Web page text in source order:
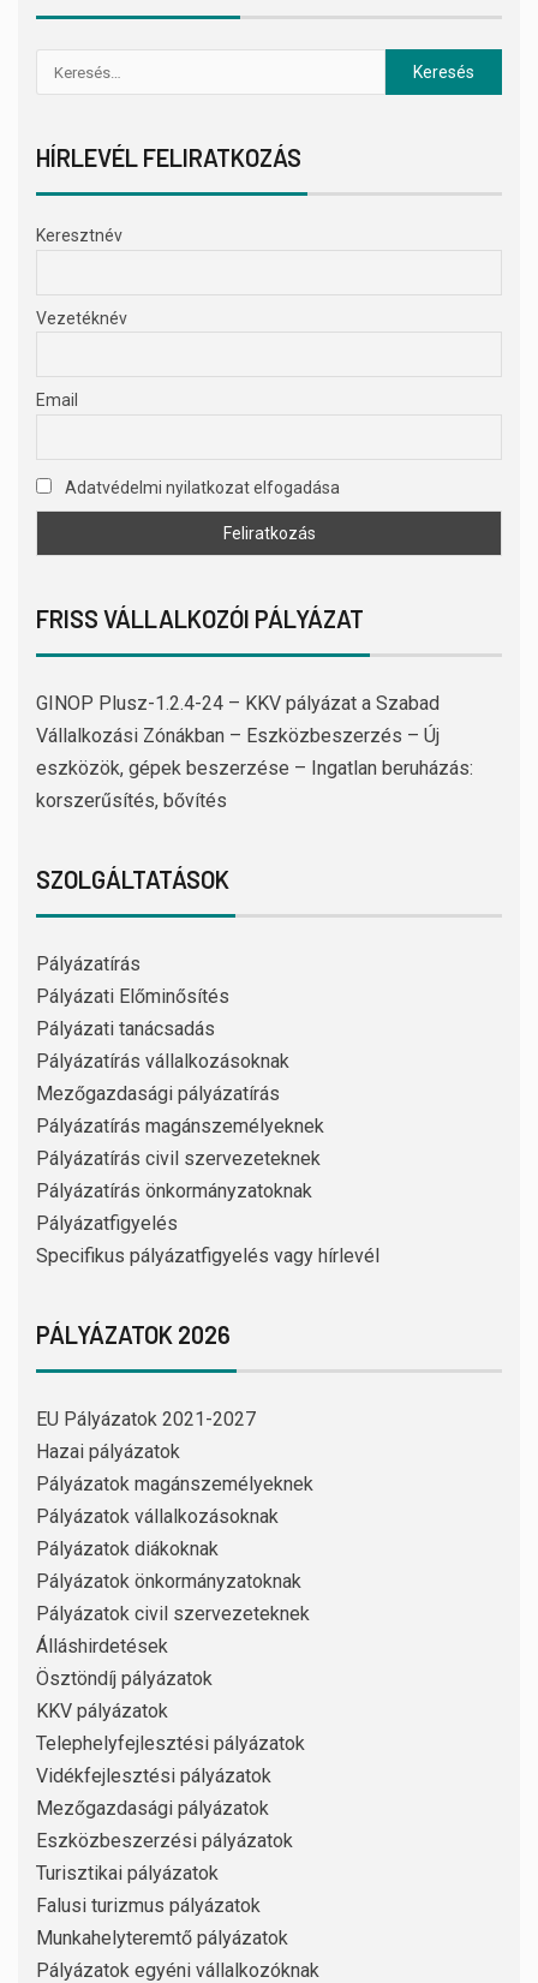
HÍRLEVÉL FELIRATKOZÁS
Keresztnév
Vezetéknév
Email
Adatvédelmi nyilatkozat elfogadása
FRISS VÁLLALKOZÓI PÁLYÁZAT
GINOP Plusz-1.2.4-24 – KKV pályázat a Szabad
Vállalkozási Zónákban – Eszközbeszerzés – Új
eszközök, gépek beszerzése – Ingatlan beruházás:
korszerűsítés, bővítés
SZOLGÁLTATÁSOK
Pályázatírás
Pályázati Előminősítés
Pályázati tanácsadás
Pályázatírás vállalkozásoknak
Mezőgazdasági pályázatírás
Pályázatírás magánszemélyeknek
Pályázatírás civil szervezeteknek
Pályázatírás önkormányzatoknak
Pályázatfigyelés
Specifikus pályázatfigyelés vagy hírlevél
PÁLYÁZATOK 2026
EU Pályázatok 2021-2027
Hazai pályázatok
Pályázatok magánszemélyeknek
Pályázatok vállalkozásoknak
Pályázatok diákoknak
Pályázatok önkormányzatoknak
Pályázatok civil szervezeteknek
Álláshirdetések
Ösztöndíj pályázatok
KKV pályázatok
Telephelyfejlesztési pályázatok
Vidékfejlesztési pályázatok
Mezőgazdasági pályázatok
Eszközbeszerzési pályázatok
Turisztikai pályázatok
Falusi turizmus pályázatok
Munkahelyteremtő pályázatok
Pályázatok egyéni vállalkozóknak